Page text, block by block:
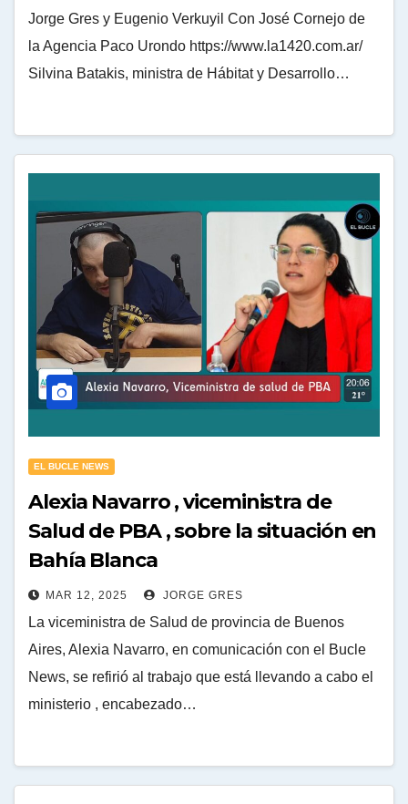
Jorge Gres y Eugenio Verkuyil Con José Cornejo de
la Agencia Paco Urondo https://www.la1420.com.ar/
Silvina Batakis, ministra de Hábitat y Desarrollo…
EL BUCLE NEWS
Alexia Navarro , viceministra de
Salud de PBA , sobre la situación en
Bahía Blanca
MAR 12, 2025 JORGE GRES
La viceministra de Salud de provincia de Buenos
Aires, Alexia Navarro, en comunicación con el Bucle
News, se refirió al trabajo que está llevando a cabo el
ministerio , encabezado…